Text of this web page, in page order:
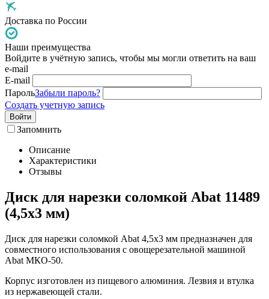
Доставка по России
Наши преимущества
Войдите в учётную запись, чтобы мы могли ответить на ваш
e-mail
E-mail
ПарольЗабыли пароль?
Создать учетную запись
Войти
Запомнить
Описание
Характеристики
Отзывы
Диск для нарезки соломкой Abat 11489
(4,5х3 мм)
Диск для нарезки соломкой Abat 4,5х3 мм предназначен для
совместного использования с овощерезательной машиной
Abat МКО-50.
Корпус изготовлен из пищевого алюминия. Лезвия и втулка
из нержавеющей стали.